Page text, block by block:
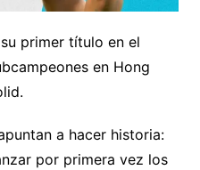
primer título en el
en Hong
a hacer historia:
por primera vez los